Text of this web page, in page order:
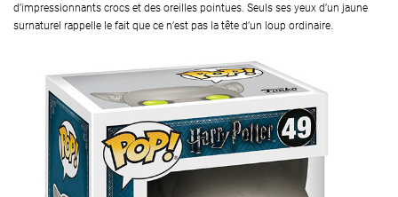
d’impressionnants crocs et des oreilles pointues. Seuls ses yeux d’un jaune
surnaturel rappelle le fait que ce n’est pas la tête d’un loup ordinaire.